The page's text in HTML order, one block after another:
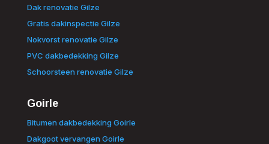
Dak renovatie Gilze
Gratis dakinspectie Gilze
Nokvorst renovatie Gilze
PVC dakbedekking Gilze
Schoorsteen renovatie Gilze
Goirle
Bitumen dakbedekking Goirle
Dakgoot vervangen Goirle